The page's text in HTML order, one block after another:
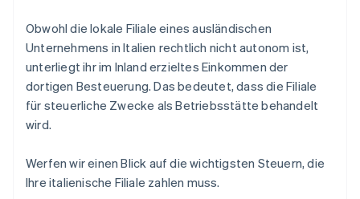
Obwohl die lokale Filiale eines ausländischen
Unternehmens in Italien rechtlich nicht autonom ist,
unterliegt ihr im Inland erzieltes Einkommen der
dortigen Besteuerung. Das bedeutet, dass die Filiale
für steuerliche Zwecke als Betriebsstätte behandelt
wird.
Werfen wir einen Blick auf die wichtigsten Steuern, die
Ihre italienische Filiale zahlen muss.